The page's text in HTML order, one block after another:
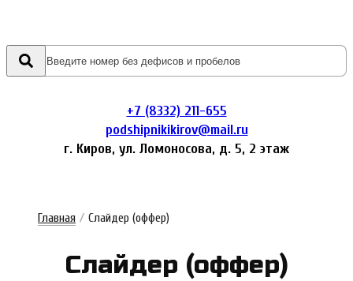
+7 (8332) 211-655
podshipnikikirov@mail.ru
г. Киров, ул. Ломоносова, д. 5, 2 этаж
Главная / Слайдер (оффер)
Слай­дер (оф­фер)